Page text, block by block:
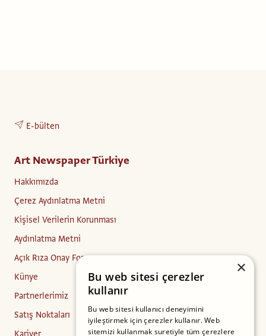
E-bülten
Art Newspaper Türkiye
Hakkımızda
Çerez Aydınlatma Metni
Kişisel Verilerin Korunması
Aydınlatma Metni
Açık Rıza Onay Formu
Künye
Partnerlerimiz
Satış Noktaları
×
Bu web sitesi çerezler
kullanır
Bu web sitesi kullanıcı deneyimini
iyileştirmek için çerezler kullanır. Web
sitemizi kullanmak suretiyle tüm çerezlere